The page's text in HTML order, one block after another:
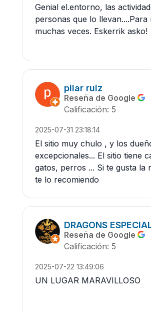
Genial el.entorno, las
personas que lo llevan....Para
muchas veces. Eskerrik asko!
pilar ruiz
Reseña de Google
Calificación: 5
2025-07-31 23:18:14
El sitio muy chulo , y los
excepcionales... El sitio tiene
gatos, perros ... Si te gusta la
te lo recomiendo
DRAGONS
Reseña de Google
Calificación: 5
2025-07-22 13:49:06
UN LUGAR MARAVILLOSO